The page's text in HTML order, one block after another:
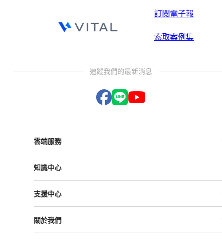
訂閱電子報
索取案例集
追蹤我們的最新消息
雲端服務
Vital NetZero
Vital Finance
Vital OD
知識中心
成功案例
支援中心
解決方案
關於我們